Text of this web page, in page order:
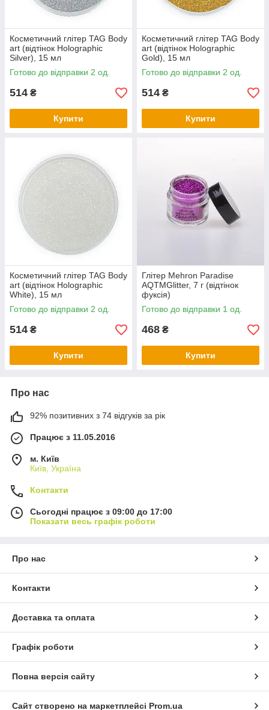
Косметичний глітер TAG Body
art (відтінок Holographic
Silver), 15 мл
Готово до відправки 2 од.
514 ₴
Купити
Косметичний глітер TAG Body
art (відтінок Holographic
Gold), 15 мл
Готово до відправки 2 од.
514 ₴
Купити
Косметичний глітер TAG Body
art (відтінок Holographic
White), 15 мл
Готово до відправки 2 од.
514 ₴
Купити
Глітер Mehron Paradise
AQTMGlitter, 7 г (відтінок
фуксія)
Готово до відправки 1 од.
468 ₴
Купити
Про нас
92% позитивних з 74 відгуків за рік
Працює з 11.05.2016
м. Київ
Київ, Україна
Контакти
Сьогодні працює з 09:00 до 17:00
Показати весь графік роботи
Про нас
Контакти
Доставка та оплата
Графік роботи
Повна версія сайту
Сайт створено на маркетплейсі Prom.ua